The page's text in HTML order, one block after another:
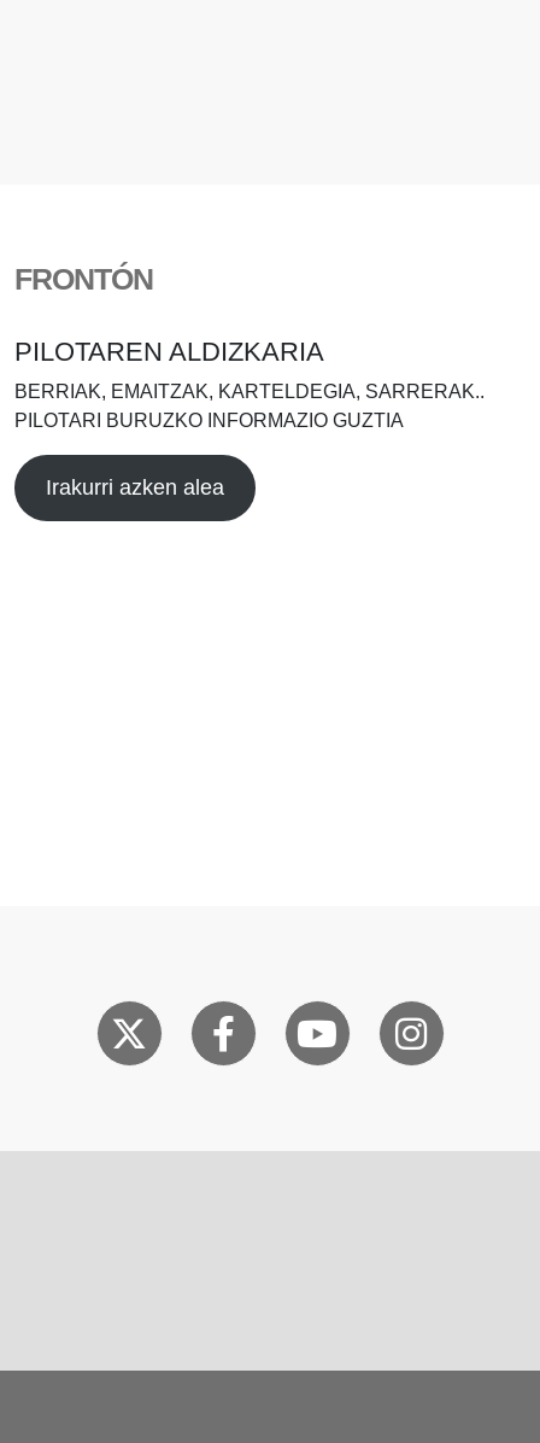
FRONTÓN
PILOTAREN ALDIZKARIA
BERRIAK, EMAITZAK, KARTELDEGIA, SARRERAK..
PILOTARI BURUZKO INFORMAZIO GUZTIA
Irakurri azken alea